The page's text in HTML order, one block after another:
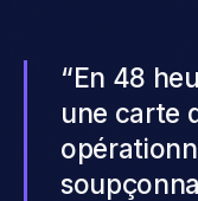
“Le scan
centaines
rapport à